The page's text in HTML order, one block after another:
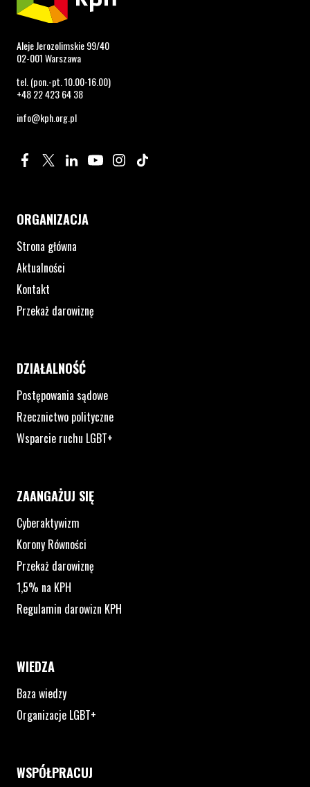
Aleje Jerozolimskie 99/40
02-001 Warszawa
tel. (pon.-pt. 10.00-16.00)
+48 22 423 64 38
info@kph.org.pl
Profil na Facebook. Strona otwiera się w nowym oknie.
Profil na Twitter. Strona otwiera się w nowym oknie.
Profil na LinkedIn. Strona otwiera się w nowym oknie.
Profil na YouTube. Strona otwiera się w nowym
Profil na Instagram. Strona otwiera się
ORGANIZACJA
Strona główna
Aktualności
Kontakt
Przekaż darowiznę
DZIAŁALNOŚĆ
Postępowania sądowe
Rzecznictwo polityczne
Wsparcie ruchu LGBT+
ZAANGAŻUJ SIĘ
Cyberaktywizm
Korony Równości
Przekaż darowiznę
1,5% na KPH
Regulamin darowizn KPH
WIEDZA
Baza wiedzy
Organizacje LGBT+
WSPÓŁPRACUJ